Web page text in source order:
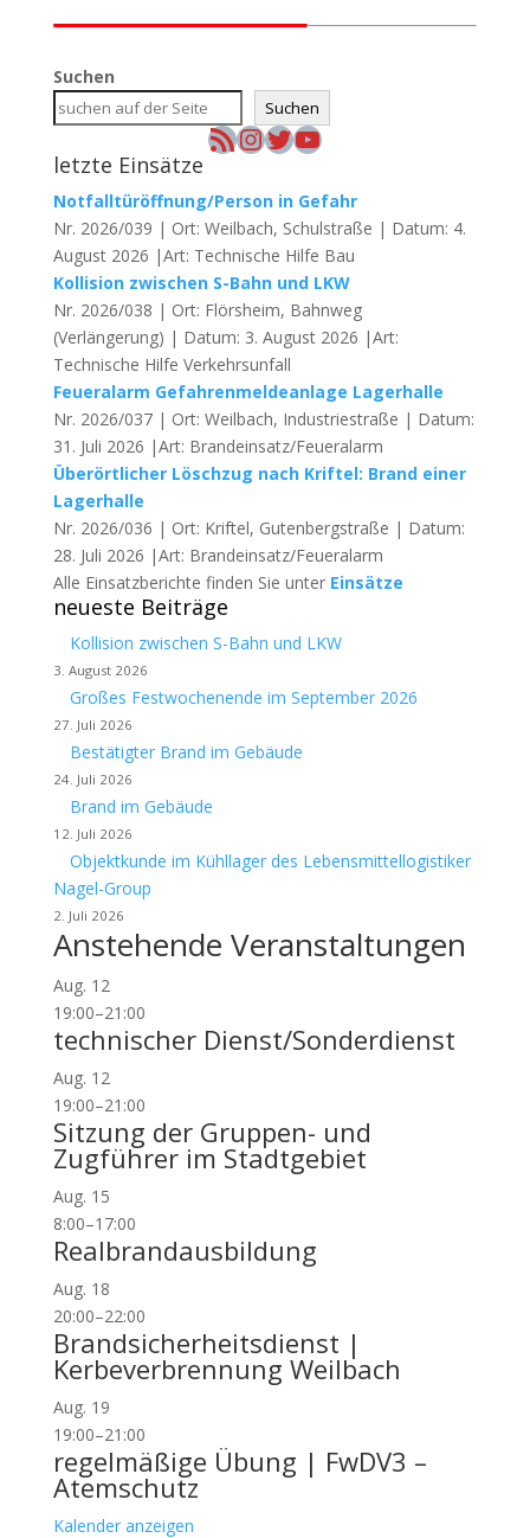
Suchen
Suchen
RSS-FeedInstagram
Twitter
YouTube
letzte Einsätze
Notfalltüröffnung/Person in Gefahr
Nr. 2026/039 | Ort: Weilbach, Schulstraße | Datum: 4.
August 2026 |Art: Technische Hilfe Bau
Kollision zwischen S-Bahn und LKW
Nr. 2026/038 | Ort: Flörsheim, Bahnweg
(Verlängerung) | Datum: 3. August 2026 |Art:
Technische Hilfe Verkehrsunfall
Feueralarm Gefahrenmeldeanlage Lagerhalle
Nr. 2026/037 | Ort: Weilbach, Industriestraße | Datum:
31. Juli 2026 |Art: Brandeinsatz/Feueralarm
Überörtlicher Löschzug nach Kriftel: Brand einer
Lagerhalle
Nr. 2026/036 | Ort: Kriftel, Gutenbergstraße | Datum:
28. Juli 2026 |Art: Brandeinsatz/Feueralarm
Alle Einsatzberichte finden Sie unter Einsätze
neueste Beiträge
Kollision zwischen S-Bahn und LKW
3. August 2026
Großes Festwochenende im September 2026
27. Juli 2026
Bestätigter Brand im Gebäude
24. Juli 2026
Brand im Gebäude
12. Juli 2026
Objektkunde im Kühllager des Lebensmittellogistiker
Nagel-Group
2. Juli 2026
Anstehende Veranstaltungen
Aug. 12
19:00–21:00
technischer Dienst/Sonderdienst
Aug. 12
19:00–21:00
Sitzung der Gruppen- und
Zugführer im Stadtgebiet
Aug. 15
8:00–17:00
Realbrandausbildung
Aug. 18
20:00–22:00
Brandsicherheitsdienst |
Kerbeverbrennung Weilbach
Aug. 19
19:00–21:00
regelmäßige Übung | FwDV3 –
Atemschutz
Kalender anzeigen